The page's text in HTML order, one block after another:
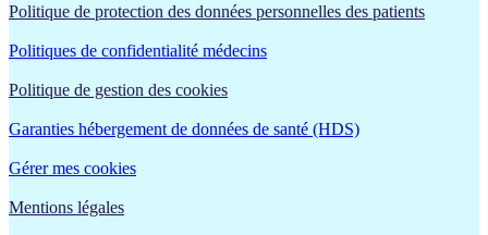
Politique de protection des données personnelles des patients
Politiques de confidentialité médecins
Politique de gestion des cookies
Garanties hébergement de données de santé (HDS)
Gérer mes cookies
Mentions légales